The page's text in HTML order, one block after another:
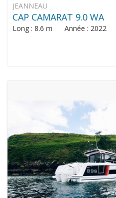
JEANNEAU
CAP CAMARAT 9.0 WA
Long : 8.6 m Année : 2022